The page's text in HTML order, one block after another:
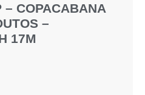
– COPACABANA
–
17M